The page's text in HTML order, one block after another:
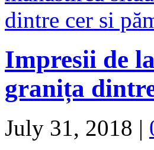
Impresii de
granița
July 31, 2018 |